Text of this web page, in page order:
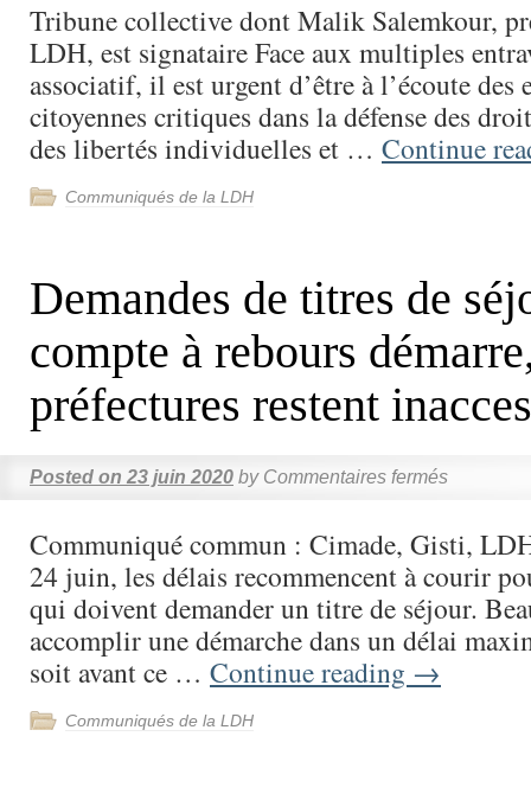
Tribune collective dont Malik Salemkour,
LDH, est signataire Face aux multiples
associatif, il est urgent d’être à l’écoute des
citoyennes critiques dans la défense des
des libertés individuelles et … Continue
Communiqués de la LDH
Demandes de titres de
compte à rebours
préfectures restent
Posted on 23 juin 2020 by Commentaires fermés
Communiqué commun : Cimade, Gisti,
24 juin, les délais recommencent à courir
qui doivent demander un titre de séjour.
accomplir une démarche dans un délai
soit avant ce … Continue reading →
Communiqués de la LDH